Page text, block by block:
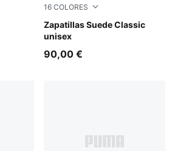
16 COLORES
Zapatillas Suede Classic
unisex
PUMA Black-PUMA White
90,00 €